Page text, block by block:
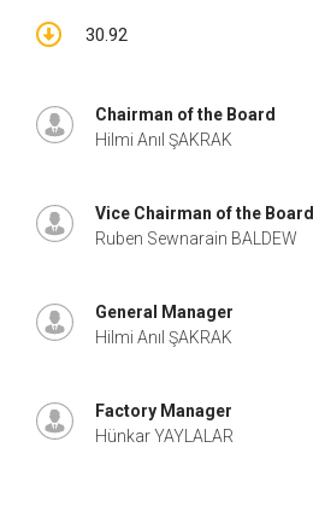
30.92
Chairman of the Board
Hilmi Anıl ŞAKRAK
Vice Chairman of the Board
Ruben Sewnarain BALDEW
General Manager
Hilmi Anıl ŞAKRAK
Factory Manager
Hünkar YAYLALAR